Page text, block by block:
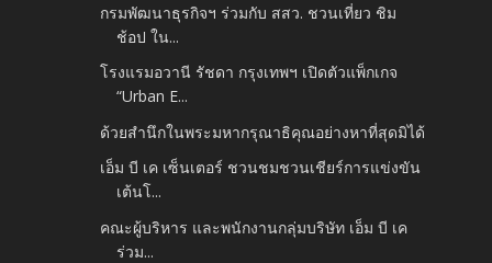
กรมพัฒนาธุรกิจฯ ร่วมกับ สสว. ชวนเที่ยว ชิม
ช้อป ใน...
โรงแรมอวานี รัชดา กรุงเทพฯ เปิดตัวแพ็กเกจ
“Urban E...
ด้วยสำนึกในพระมหากรุณาธิคุณอย่างหาที่สุดมิได้
เอ็ม บี เค เซ็นเตอร์ ชวนชมชวนเชียร์การแข่งขัน
เต้นโ...
คณะผู้บริหาร และพนักงานกลุ่มบริษัท เอ็ม บี เค
ร่วม...